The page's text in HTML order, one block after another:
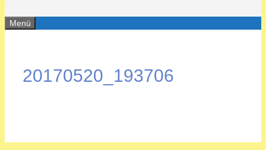
Menü
20170520_193706